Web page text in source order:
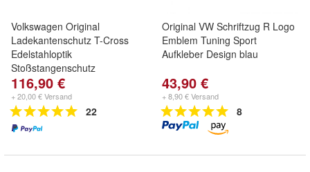
Volkswagen Original
Ladekantenschutz T-Cross
Edelstahloptik
Stoßstangenschutz
116,90 €
+ 20,00 € Versand
22
Original VW Schriftzug R Logo
Emblem Tuning Sport
Aufkleber Design blau
43,90 €
+ 8,90 € Versand
8